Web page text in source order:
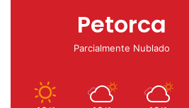
Petorca
Parcialmente Nublado